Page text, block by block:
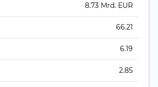
8.73 Mrd. EUR
66.21
6.19
2.85